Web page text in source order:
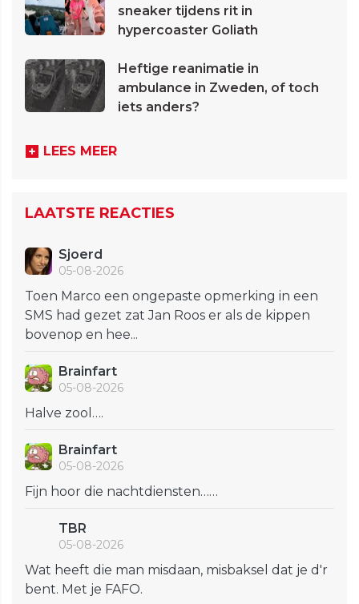
sneaker tijdens rit in
hypercoaster Goliath
Heftige reanimatie in
ambulance in Zweden, of toch
iets anders?
LEES MEER
LAATSTE REACTIES
Sjoerd
05-08-2026
Toen Marco een ongepaste opmerking in een
SMS had gezet zat Jan Roos er als de kippen
bovenop en hee...
Brainfart
05-08-2026
Halve zool….
Brainfart
05-08-2026
Fijn hoor die nachtdiensten……
TBR
05-08-2026
Wat heeft die man misdaan, misbaksel dat je d'r
bent. Met je FAFO.